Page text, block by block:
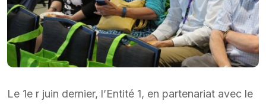
Le 1e r juin dernier, l’Entité 1, en partenariat avec le